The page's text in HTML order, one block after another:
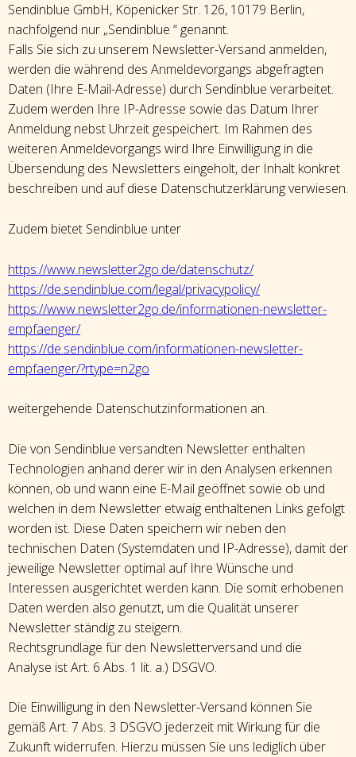
Sendinblue GmbH, Köpenicker Str. 126, 10179 Berlin,
nachfolgend nur „Sendinblue “ genannt.
Falls Sie sich zu unserem Newsletter-Versand anmelden,
werden die während des Anmeldevorgangs abgefragten
Daten (Ihre E-Mail-Adresse) durch Sendinblue verarbeitet.
Zudem werden Ihre IP-Adresse sowie das Datum Ihrer
Anmeldung nebst Uhrzeit gespeichert. Im Rahmen des
weiteren Anmeldevorgangs wird Ihre Einwilligung in die
Übersendung des Newsletters eingeholt, der Inhalt konkret
beschreiben und auf diese Datenschutzerklärung verwiesen.
Zudem bietet Sendinblue unter
https://www.newsletter2go.de/datenschutz/
https://de.sendinblue.com/legal/privacypolicy/
https://www.newsletter2go.de/informationen-newsletter-
empfaenger/
https://de.sendinblue.com/informationen-newsletter-
empfaenger/?rtype=n2go
weitergehende Datenschutzinformationen an.
Die von Sendinblue versandten Newsletter enthalten
Technologien anhand derer wir in den Analysen erkennen
können, ob und wann eine E-Mail geöffnet sowie ob und
welchen in dem Newsletter etwaig enthaltenen Links gefolgt
worden ist. Diese Daten speichern wir neben den
technischen Daten (Systemdaten und IP-Adresse), damit der
jeweilige Newsletter optimal auf Ihre Wünsche und
Interessen ausgerichtet werden kann. Die somit erhobenen
Daten werden also genutzt, um die Qualität unserer
Newsletter ständig zu steigern.
Rechtsgrundlage für den Newsletterversand und die
Analyse ist Art. 6 Abs. 1 lit. a.) DSGVO.
Die Einwilligung in den Newsletter-Versand können Sie
gemäß Art. 7 Abs. 3 DSGVO jederzeit mit Wirkung für die
Zukunft widerrufen. Hierzu müssen Sie uns lediglich über